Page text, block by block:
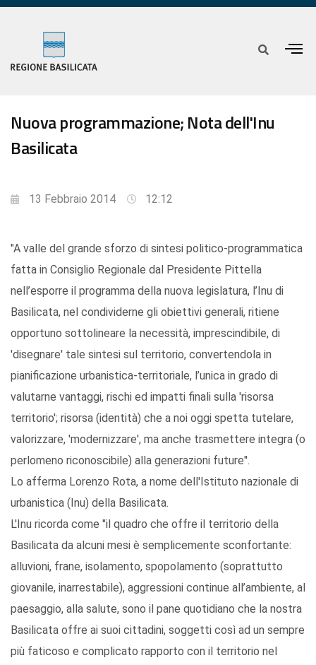
Nuova programmazione; Nota dell'Inu
Basilicata
13 Febbraio 2014 12:12
"A valle del grande sforzo di sintesi politico-programmatica
fatta in Consiglio Regionale dal Presidente Pittella
nell’esporre il programma della nuova legislatura, l’Inu di
Basilicata, nel condividerne gli obiettivi generali, ritiene
opportuno sottolineare la necessità, imprescindibile, di
'disegnare' tale sintesi sul territorio, convertendola in
pianificazione urbanistica-territoriale, l’unica in grado di
valutarne vantaggi, rischi ed impatti finali sulla 'risorsa
territorio'; risorsa (identità) che a noi oggi spetta tutelare,
valorizzare, 'modernizzare', ma anche trasmettere integra (o
perlomeno riconoscibile) alla generazioni future".
Lo afferma Lorenzo Rota, a nome dell'Istituto nazionale di
urbanistica (Inu) della Basilicata.
L'Inu ricorda come "il quadro che offre il territorio della
Basilicata da alcuni mesi è semplicemente sconfortante:
alluvioni, frane, isolamento, spopolamento (soprattutto
giovanile, inarrestabile), aggressioni continue all’ambiente, al
paesaggio, alla salute, sono il pane quotidiano che la nostra
Basilicata offre ai suoi cittadini, soggetti così ad un sempre
più faticoso e complicato rapporto con il territorio nel